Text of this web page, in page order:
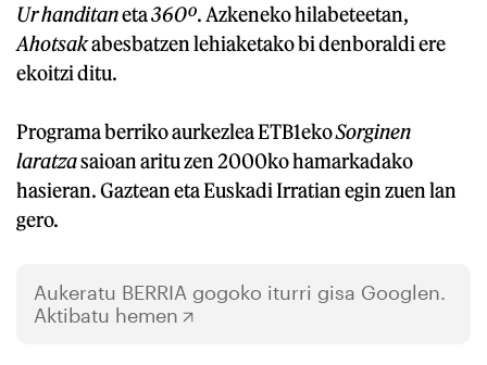
Ur handitaneta360º. Azkeneko hilabeteetan,
Ahotsakabesbatzen lehiaketako bi denboraldi ere
ekoitzi ditu.
Programa berriko aurkezlea ETB1ekoSorginen
laratzasaioan aritu zen 2000ko hamarkadako
hasieran. Gaztean eta Euskadi Irratian egin zuen lan
gero.
Aukeratu BERRIA gogoko iturri gisa Googlen.
Aktibatu hemen